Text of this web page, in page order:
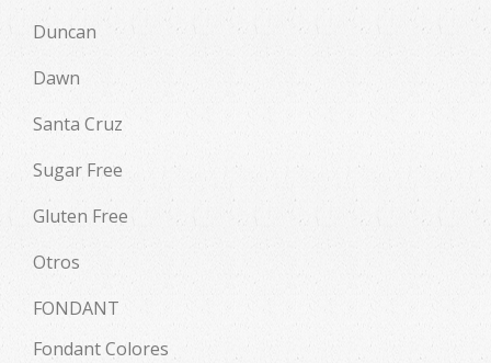
Duncan
Dawn
Santa Cruz
Sugar Free
Gluten Free
Otros
FONDANT
Fondant Colores